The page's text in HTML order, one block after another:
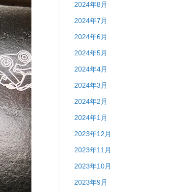
2024年8月
2024年7月
2024年6月
2024年5月
2024年4月
2024年3月
2024年2月
2024年1月
2023年12月
2023年11月
2023年10月
2023年9月